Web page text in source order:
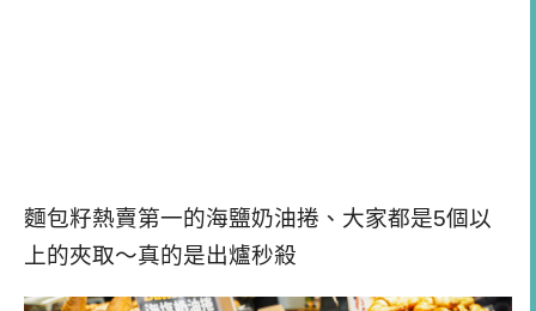
麵包籽熱賣第一的海鹽奶油捲、大家都是5個以
上的夾取～真的是出爐秒殺